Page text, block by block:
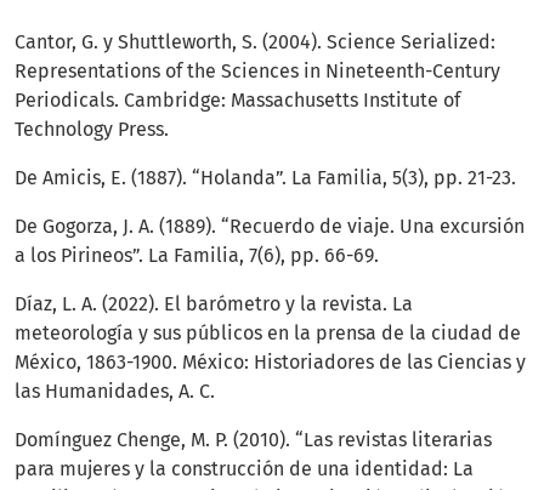
Cantor, G. y Shuttleworth, S. (2004). Science Serialized:
Representations of the Sciences in Nineteenth-Century
Periodicals. Cambridge: Massachusetts Institute of
Technology Press.
De Amicis, E. (1887). “Holanda”. La Familia, 5(3), pp. 21-23.
De Gogorza, J. A. (1889). “Recuerdo de viaje. Una excursión
a los Pirineos”. La Familia, 7(6), pp. 66-69.
Díaz, L. A. (2022). El barómetro y la revista. La
meteorología y sus públicos en la prensa de la ciudad de
México, 1863-1900. México: Historiadores de las Ciencias y
las Humanidades, A. C.
Domínguez Chenge, M. P. (2010). “Las revistas literarias
para mujeres y la construcción de una identidad: La